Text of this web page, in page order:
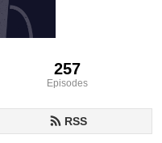
257
Episodes
RSS